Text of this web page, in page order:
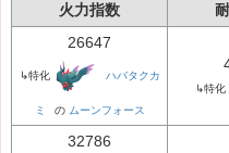
火力指数
26647
↳特化 ハバタクカ
ミ の ムーンフォース
↳特化
32786